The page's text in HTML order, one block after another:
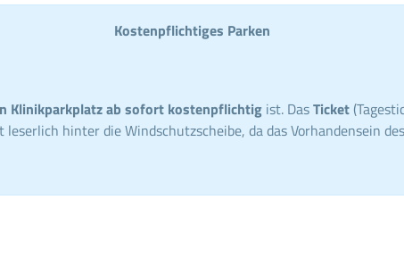
Kostenpflichtiges Parken
Klinikparkplatz ab sofort kostenpflichtig ist. DasTicket
hinter die Windschutzscheibe, da das Vorhandensein